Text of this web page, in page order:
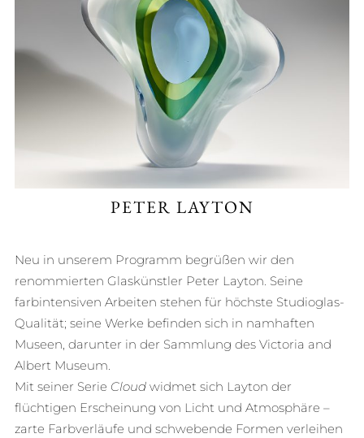
PETER LAYTON
Neu in unserem Programm begrüßen wir den
renommierten Glaskünstler Peter Layton. Seine
farbintensiven Arbeiten stehen für höchste Studioglas-
Qualität; seine Werke befinden sich in namhaften
Museen, darunter in der Sammlung des Victoria and
Albert Museum.
Mit seiner Serie Cloudwidmet sich Layton der
flüchtigen Erscheinung von Licht und Atmosphäre –
zarte Farbverläufe und schwebende Formen verleihen